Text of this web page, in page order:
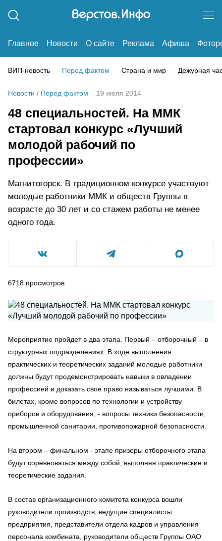
Главное Новости О сайте Реклама Афиша
ВИП-новость Перед фактом Страна и мир Дежурная
Новости / Перед фактом 19 июля 2014
48 специальностей. На ММК
стартовал конкурс «Лучший
молодой рабочий по
профессии»
Магнитогорск. В традиционном конкурсе участвуют
молодые работники ММК и обществ Группы в
возрасте до 30 лет и со стажем работы не менее
одного года.
6718 просмотров
Мероприятие пройдет в два этапа. Первый – отборочный – в
структурных подразделениях. В ходе выполнения
практических и теоретических заданий молодые работники
должны будут продемонстрировать навыки в овладении
профессией и доказать свое право называться лучшими. В
билетах, кроме вопросов по технологии и устройству
приборов и оборудования, - вопросы техники безопасности,
промышленной санитарии, противопожарной безопасности.
На втором – финальном - этапе призеры отборочного этапа
будут соревноваться между собой, выполняя практические и
теоретические задания.
В состав организационного комитета конкурса вошли
руководители производств, ведущие специалисты
предприятия, представители отдела кадров и управления
персонала комбината, руководители обществ Группы ОАО